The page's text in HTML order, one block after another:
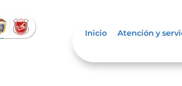
Inicio Atención y